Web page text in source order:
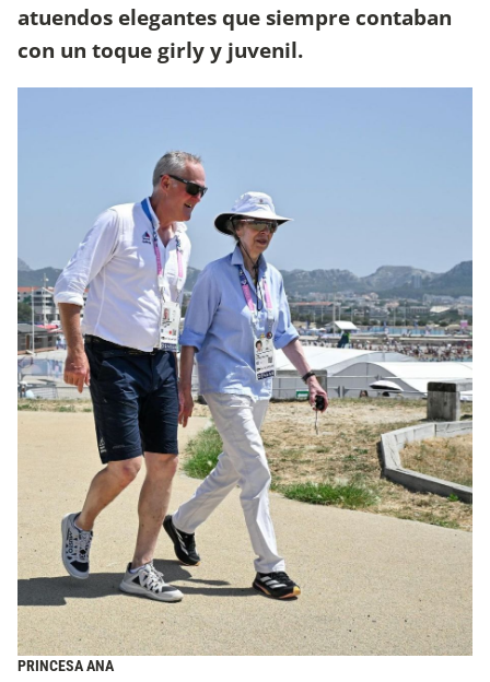
atuendos elegantes que siempre contaban
con un toque girly y juvenil.
PRINCESA ANA